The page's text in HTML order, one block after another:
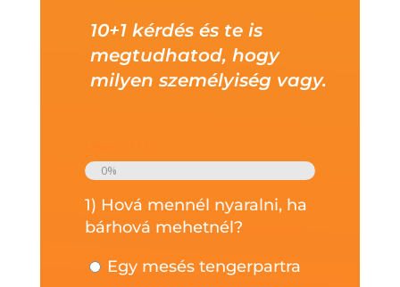
10+1 kérdés és te is
megtudhatod, hogy
milyen személyiség vagy.
0%
1) Hová mennél nyaralni, ha
bárhová mehetnél?
Egy mesés tengerpartra